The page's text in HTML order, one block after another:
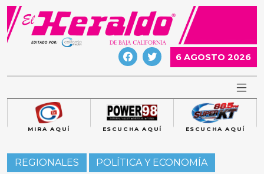
Skip
content
6 AGOSTO 2026
MIRA AQUÍ ESCUCHA AQUÍ ESCUCHA AQUÍ
REGIONALES POLÍTICA Y ECONOMÍA